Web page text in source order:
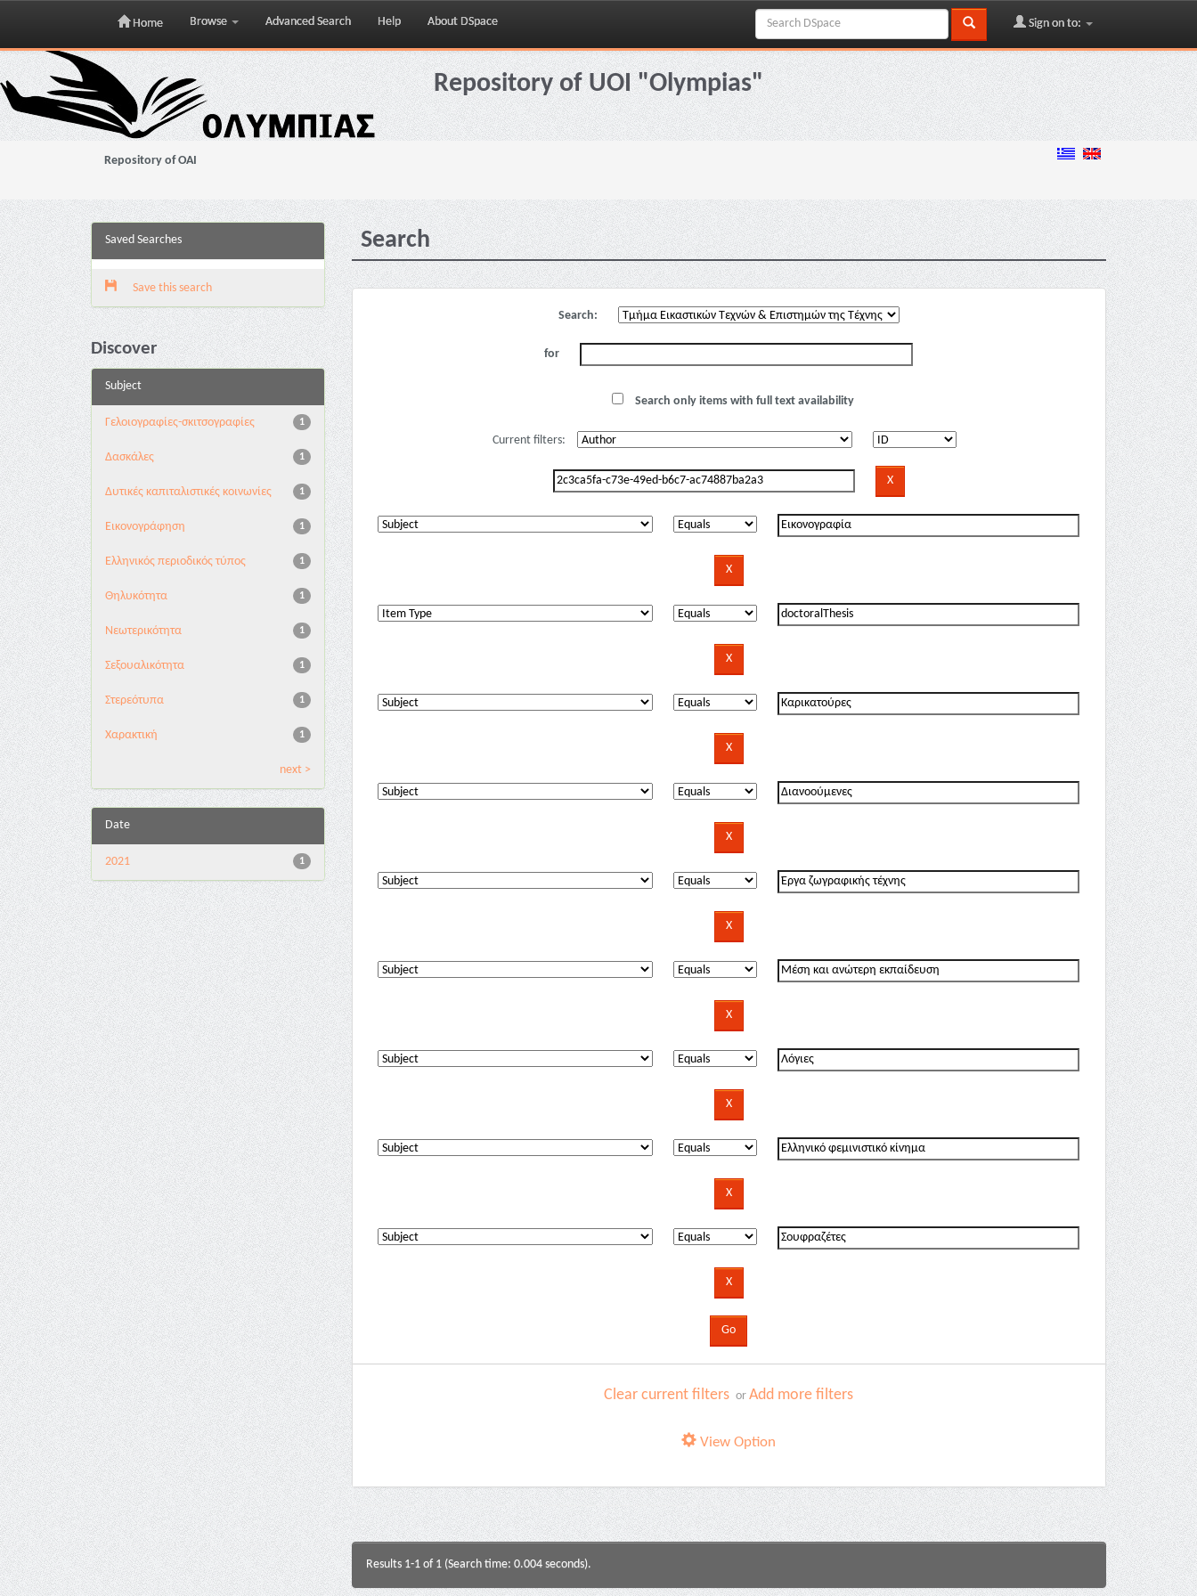
Skip
navigation
Home Browse Advanced Search Help About DSpace Sign on to:
Repository of UOI "Olympias"
Repository of OAI
Saved Searches
Save this search
Discover
Subject
1
Γελοιογραφίες-σκιτσογραφίες
1
Δασκάλες
1
Δυτικές καπιταλιστικές κοινωνίες
1
Εικονογράφηση
1
Ελληνικός περιοδικός τύπος
1
Θηλυκότητα
1
Νεωτερικότητα
1
Σεξουαλικότητα
1
Στερεότυπα
1
Χαρακτική
next >
Date
1
2021
Search
Search:
for
Search only items with full text availability
Current filters:
Clear current filters orAdd more filters
View Option
Results 1-1 of 1 (Search time: 0.004 seconds).